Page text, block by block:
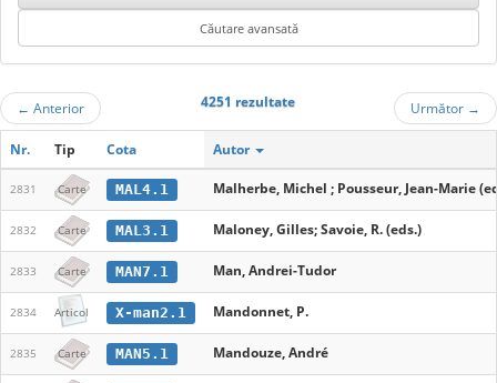
← Anterior 4251 rezultate Următor →
Nr. Tip Cota Autor
2831 Carte MAL4.1 Malherbe, Michel ; Pousseur, Jean-Marie
2832 Carte MAL3.1 Maloney, Gilles; Savoie, R. (eds.)
2833 Carte MAN7.1 Man, Andrei-Tudor
2834 Articol X-man2.1 Mandonnet, P.
2835 Carte MAN5.1 Mandouze, André